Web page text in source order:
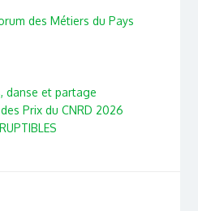
des Métiers du Pays
danse et partage
Prix du CNRD 2026